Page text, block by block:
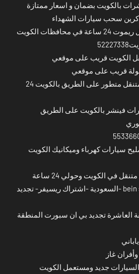
بالكويت بضمان و اسعار ممتازة
كرين سحب سيارات الشهداء
الكويت
الكويت قريب على موقعي
قريب على موقعي
بنشر تصليح سيارات متنقل متطور على الطريق بالكويت 24
فينشر بالكويت على الطريق
سيارات كهرباء وميكانيك الكويت
في الكويت وحولي 24 ساعة
بي ان سبورت - bein sport -السعودية -اشتراك ريسيفر- تجديد
العاشرة تجديد بي ان سبورت المنطقة
غاز
السيارات جديد ومستعمل الكويت